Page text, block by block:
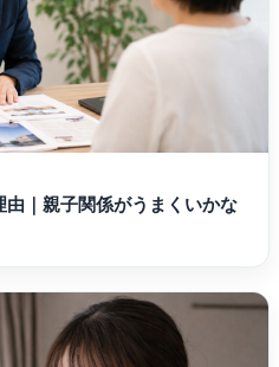
｜親子関係がうまくいかな